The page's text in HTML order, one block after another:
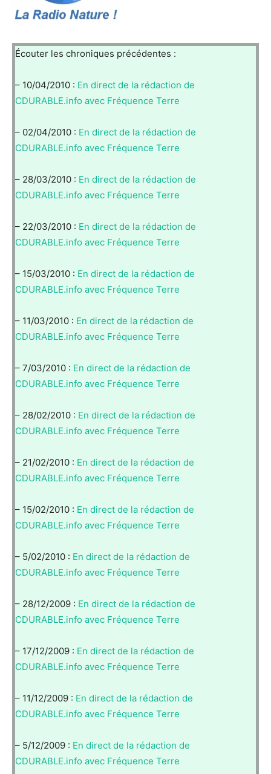
Écouter les chroniques précédentes :
– 10/04/2010 : En direct de la rédaction de
CDURABLE.info avec Fréquence Terre
– 02/04/2010 : En direct de la rédaction de
CDURABLE.info avec Fréquence Terre
– 28/03/2010 : En direct de la rédaction de
CDURABLE.info avec Fréquence Terre
– 22/03/2010 : En direct de la rédaction de
CDURABLE.info avec Fréquence Terre
– 15/03/2010 : En direct de la rédaction de
CDURABLE.info avec Fréquence Terre
– 11/03/2010 : En direct de la rédaction de
CDURABLE.info avec Fréquence Terre
– 7/03/2010 : En direct de la rédaction de
CDURABLE.info avec Fréquence Terre
– 28/02/2010 : En direct de la rédaction de
CDURABLE.info avec Fréquence Terre
– 21/02/2010 : En direct de la rédaction de
CDURABLE.info avec Fréquence Terre
– 15/02/2010 : En direct de la rédaction de
CDURABLE.info avec Fréquence Terre
– 5/02/2010 : En direct de la rédaction de
CDURABLE.info avec Fréquence Terre
– 28/12/2009 : En direct de la rédaction de
CDURABLE.info avec Fréquence Terre
– 17/12/2009 : En direct de la rédaction de
CDURABLE.info avec Fréquence Terre
– 11/12/2009 : En direct de la rédaction de
CDURABLE.info avec Fréquence Terre
– 5/12/2009 : En direct de la rédaction de
CDURABLE.info avec Fréquence Terre